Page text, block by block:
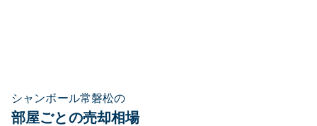
シャンボール常磐松の
部屋ごとの売却相場